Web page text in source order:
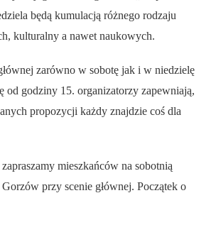
będą kumulacją różnego rodzaju
kulturalny a nawet naukowych.
zarówno w sobotę jak i w niedzielę
od godziny 15. organizatorzy zapewniają,
propozycji każdy znajdzie coś dla
mieszkańców na sobotnią
przy scenie głównej. Początek o